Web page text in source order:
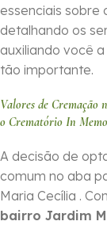
essenciais sobre
detalhando os
auxiliando você
tão importante.
Valores de
o Crematório In
A decisão de
comum no aba
Maria Cecília .
bairro Jardim